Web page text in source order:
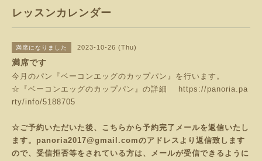
レッスンカレンダー
満席になりました 2023-10-26 (Thu)
満席です
今月のパン『ベーコンエッグのカップパン』を行います。
☆『ベーコンエッグのカップパン』の詳細
https://panoria.pa
rty/info/5188705
☆ご予約いただいた後、こちらから予約完了メールを返信いたし
ます。panoria2017@gmail.comのアドレスより返信致します
ので、受信拒否等をされている方は、メールが受信できるように